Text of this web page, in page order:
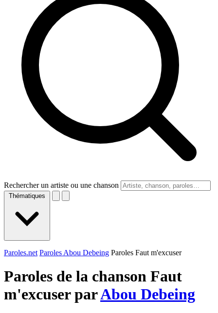
Rechercher un artiste ou une chanson
Thématiques
Paroles.net Paroles Abou Debeing Paroles Faut m'excuser
Paroles de la chanson Faut
m'excuser parAbou Debeing